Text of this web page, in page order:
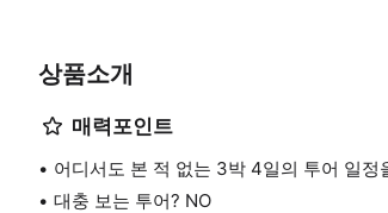
상품소개
매력포인트
어디서도 본 적 없는 3박 4일의 투어 일
대충 보는 투어? NO